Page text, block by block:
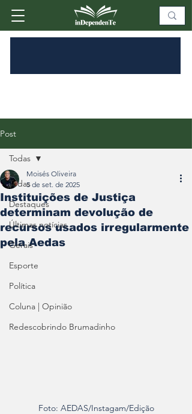
Post
Todas
Destaques
Últimas notícias
Gerais
Esporte
Política
Coluna | Opinião
Redescobrindo Brumadinho
Todas
Instituições de Justiça
determinam devolução de
recursos usados irregularmente
pela Aedas
Moisés Oliveira
5 de set. de 2025
Foto: AEDAS/Instagam/Edição